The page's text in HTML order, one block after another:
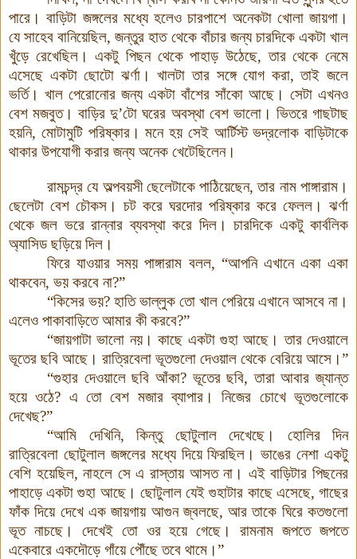
পারে। বাড়িটা জঙ্গলের মধ্যে হলেও চারপাশে অনেকটা খোলা জায়গা।
যে সাহেব বানিয়েছিল, জন্তুর হাত থেকে বাঁচার জন্য চারদিকে একটা খাল
খুঁড়ে রেখেছিল। একটু পিছন থেকে পাহাড় উঠেছে, তার থেকে নেমে
এসেছে একটা ছোটো ঝর্ণা। খালটা তার সঙ্গে যোগ করা, তাই জলে
ভর্তি। খাল পেরোনোর জন্য একটা বাঁশের সাঁকো আছে । সেটা এখনও
বেশ মজবুত। বাড়ির দু’টো ঘরের অবস্থা বেশ ভালো। ভিতরে গাছটাছ
হয়নি, মোটামুটি পরিষ্কার। মনে হয় সেই আর্টিস্ট ভদ্রলোক বাড়িটাকে
থাকার উপযোগী করার জন্য অনেক খেটেছিলেন।
রামচন্দ্র যে অল্পবয়সী ছেলেটাকে পাঠিয়েছেন, তার নাম পাঙ্গারাম।
ছেলেটা বেশ চৌকস । চট করে ঘরদোর পরিষ্কার করে ফেলল। ঝর্ণা
থেকে জল ভরে রান্নার ব্যবস্থা করে দিল।চারদিকে একটু কার্বলিক
অ্যাসিড ছড়িয়ে দিল ।
ফিরে যাওয়ার সময় পাঙ্গারাম বলল, “আপনি এখানে একা একা
থাকবেন, ভয় করবে না?”
“কিসের ভয়? হাতি ভাল্লুক তো খাল পেরিয়ে এখানে আসবে না।
এলেও পাকাবাড়িতে আমার কী করবে?”
“জায়গাটা ভালো নয়। কাছে একটা গুহা আছে । তার দেওয়ালে
ভূতের ছবি আছে। রাত্রিবেলা ভূতগুলো দেওয়াল থেকে বেরিয়ে আসে।”
“গুহার দেওয়ালে ছবি আঁকা? ভূতের ছবি, তারা আবার জ্যান্ত
হয়ে ওঠে? এ তো বেশ মজার ব্যাপার। নিজের চোখে ভূতগুলোকে
দেখেছ?”
“আমি দেখিনি, কিন্তু ছোটুলাল দেখেছে। হোলির দিন
রাত্রিবেলা ছোটুলাল জঙ্গলের মধ্যে দিয়ে ফিরছিল। ভাঙের নেশা একটু
বেশি হয়েছিল, নাহলে সে এ রাস্তায় আসত না। এই বাড়িটার পিছনের
পাহাড়ে একটা গুহা আছে। ছোটুলাল যেই গুহাটার কাছে এসেছে, গাছের
ফাঁক দিয়ে দেখে এক জায়গায় আগুন জ্বলছে, আর তাকে ঘিরে কতগুলো
ভূত নাচছে। দেখেই তো ওর হয়ে গেছে। রামনাম জপতে জপতে
একেবারে একদৌড়ে গাঁয়ে পৌঁছে তবে থামে।”